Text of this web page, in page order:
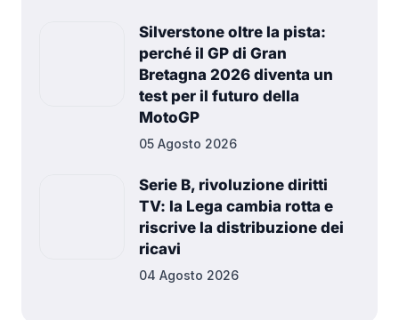
Silverstone oltre la pista:
perché il GP di Gran
Bretagna 2026 diventa un
test per il futuro della
MotoGP
05 Agosto 2026
Serie B, rivoluzione diritti
TV: la Lega cambia rotta e
riscrive la distribuzione dei
ricavi
04 Agosto 2026